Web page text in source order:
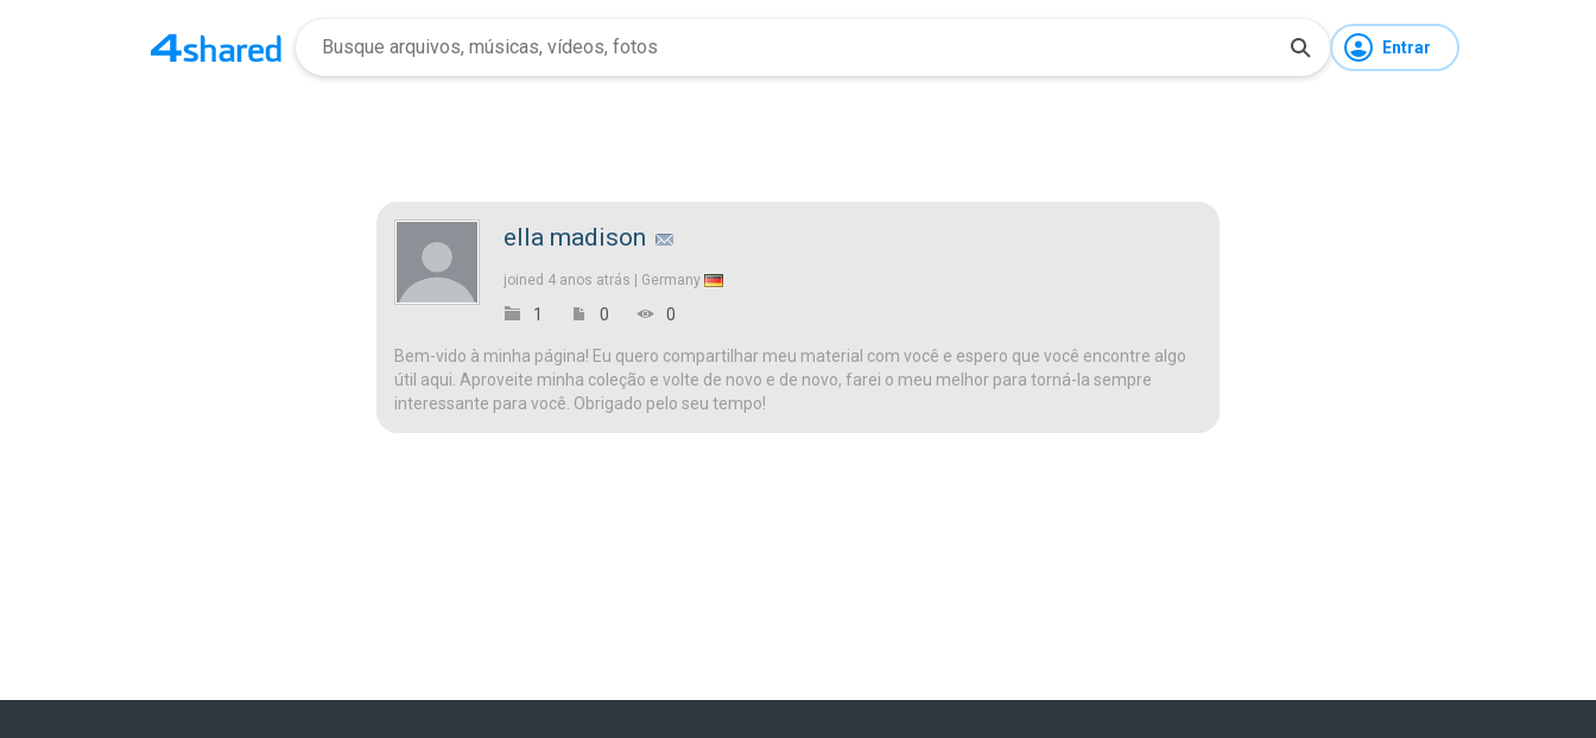
Entrar
ella madison
joined 4 anos atrás | Germany
1 0 0
Bem-vido à minha página! Eu quero compartilhar meu material com você e espero que você encontre algo
útil aqui. Aproveite minha coleção e volte de novo e de novo, farei o meu melhor para torná-la sempre
interessante para você. Obrigado pelo seu tempo!